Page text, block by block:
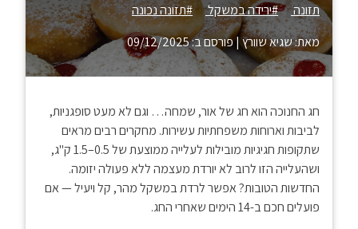
תזונה
#ירידה במשקל
#תזונה נכונה
מאת: שגיא שוורץ|פורסם ב: 09/12/2025
חג החנוכה הוא חג של אור, שמחה… וגם לא מעט סופגניות,
לביבות וארוחות משפחתיות עשירות. מחקרים רבים מראים
שתקופות חגיגיות מובילות לעלייה ממוצעת של 0.5–1.5 ק"ג,
ושהעלייה הזו לרוב לא יורדת מעצמה ללא פעולה יזומה.
החדשות הטובות? אפשר לרדת במשקל מהר, קל ויעיל — אם
פועלים חכם ב-14 הימים שאחרי החג.